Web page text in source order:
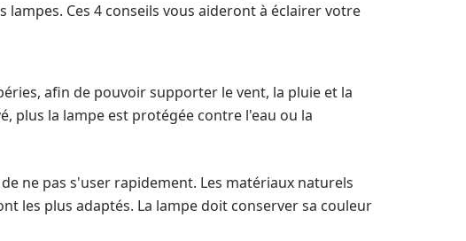
Ces 4 conseils vous aideront à éclairer votre
afin de pouvoir supporter le vent, la pluie et la
plus la lampe est protégée contre l'eau ou la
ne pas s'user rapidement. Les matériaux naturels
les plus adaptés. La lampe doit conserver sa couleur